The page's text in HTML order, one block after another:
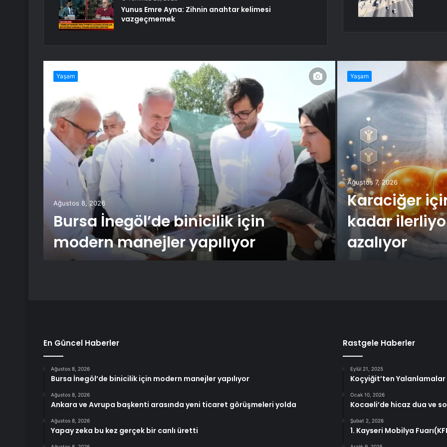
Yunus Emre Ayna: Zihnin anahtar kelimesi
vazgeçmemek
Yaşam
Ağustos 8, 2026
Bursa İnegöl’de binicilik için
modern manejler yapılıyor
Yaşam
Ağustos 7, 2026
Karaciğer
kadar
azalıyor
En Güncel Haberler
Ağustos 8, 2026
Bursa İnegöl’de binicilik için modern manejler yapılıyor
Ağustos 8, 2026
Ankara ve Avrupa başkenti arasında yeni ticaret görüşmeleri yolda
Ağustos 8, 2026
Yapay zeka bu kez gerçek bir canlı üretti
Rastgele Haberler
Eylül 21, 2025
Koçyiğit’ten
Ocak 10, 2026
Kocaeli’de hicaz dua ve
Şubat 2, 2026
1. Kayseri Mobilya